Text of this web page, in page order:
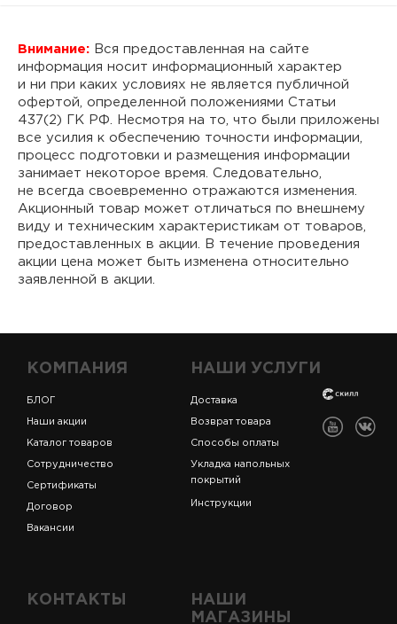
Внимание: Вся предоставленная на сайте
информация носит информационный характер
и ни при каких условиях не является публичной
офертой, определенной положениями Статьи
437(2) ГК РФ. Несмотря на то, что были приложены
все усилия к обеспечению точности информации,
процесс подготовки и размещения информации
занимает некоторое время. Следовательно,
не всегда своевременно отражаются изменения.
Акционный товар может отличаться по внешнему
виду и техническим характеристикам от товаров,
предоставленных в акции. В течение проведения
акции цена может быть изменена относительно
заявленной в акции.
КОМПАНИЯ
БЛОГ
Наши акции
Каталог товаров
Сотрудничество
Сертификаты
Договор
Вакансии
НАШИ УСЛУГИ
Доставка
Возврат товара
Способы оплаты
Укладка напольных
покрытий
Инструкции
КОНТАКТЫ
НАШИ
МАГАЗИНЫ